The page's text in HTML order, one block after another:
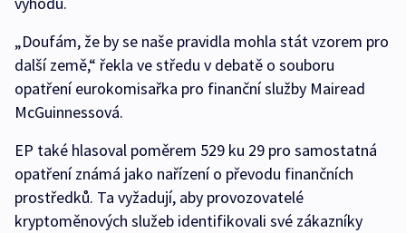
„Doufám, že by se naše pravidla mohla stát vzorem pro
další země,“ řekla ve středu v debatě o souboru
opatření eurokomisařka pro finanční služby Mairead
McGuinnessová.
EP také hlasoval poměrem 529 ku 29 pro samostatná
opatření známá jako nařízení o převodu finančních
prostředků. Ta vyžadují, aby provozovatelé
kryptoměnových služeb identifikovali své zákazníky